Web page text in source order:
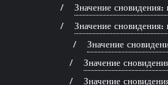
Значение
Значение
Значение
Значение
Значение